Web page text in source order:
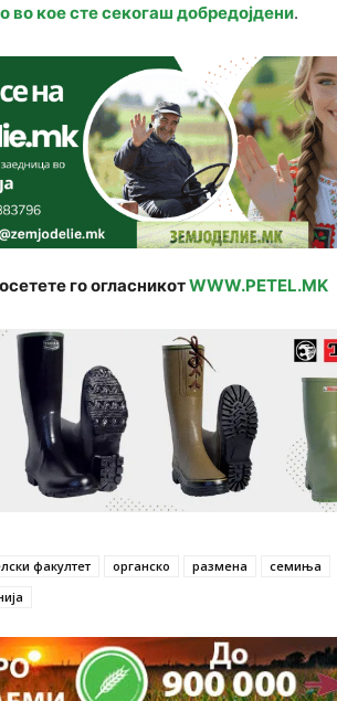
во кое сте секогаш добредојдени.
го огласникотWWW.PETEL.MK
факултет органско размена
семиња